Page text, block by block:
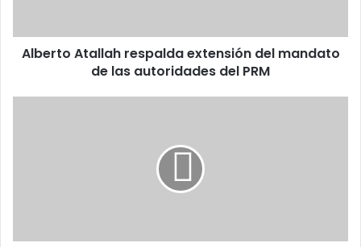
autoridades
delAlberto Atallah respalda extensión del mandato
de las autoridades del PRM
normalizada”